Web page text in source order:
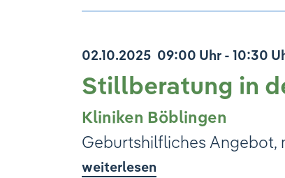
02.10.2025 09:00 Uhr - 10:30
Stillberatung in
Kliniken Böblingen
Geburtshilfliches Angebot,
weiterlesen